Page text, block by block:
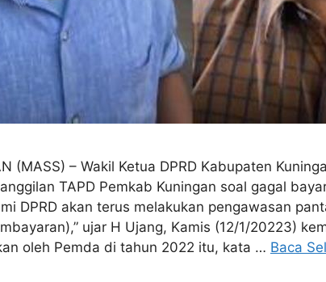
(MASS) – Wakil Ketua DPRD Kabupaten
TAPD Pemkab Kuningan soal gagal
DPRD akan terus melakukan pengawasan
ujar H Ujang, Kamis (12/1/20223)
oleh Pemda di tahun 2022 itu, kata … Baca